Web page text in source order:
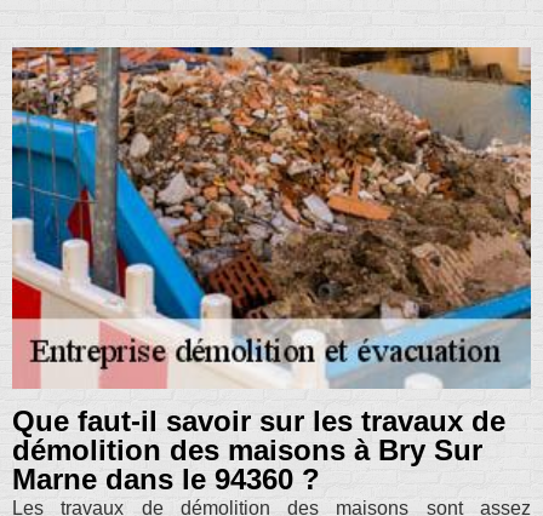
Que faut-il savoir sur les travaux de
démolition des maisons à Bry Sur
Marne dans le 94360 ?
Les travaux de démolition des maisons sont assez